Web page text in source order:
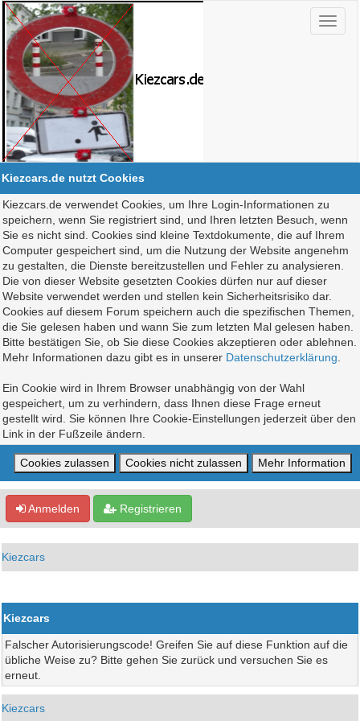
Kiezcars.de nutzt Cookies
Kiezcars.de verwendet Cookies, um Ihre Login-Informationen zu
speichern, wenn Sie registriert sind, und Ihren letzten Besuch, wenn
Sie es nicht sind. Cookies sind kleine Textdokumente, die auf Ihrem
Computer gespeichert sind, um die Nutzung der Website angenehm
zu gestalten, die Dienste bereitzustellen und Fehler zu analysieren.
Die von dieser Website gesetzten Cookies dürfen nur auf dieser
Website verwendet werden und stellen kein Sicherheitsrisiko dar.
Cookies auf diesem Forum speichern auch die spezifischen Themen,
die Sie gelesen haben und wann Sie zum letzten Mal gelesen haben.
Bitte bestätigen Sie, ob Sie diese Cookies akzeptieren oder ablehnen.
Mehr Informationen dazu gibt es in unserer Datenschutzerklärung
Ein Cookie wird in Ihrem Browser unabhängig von der Wahl
gespeichert, um zu verhindern, dass Ihnen diese Frage erneut
gestellt wird. Sie können Ihre Cookie-Einstellungen jederzeit über den
Link in der Fußzeile ändern.
Anmelden Registrieren
Kiezcars
Kiezcars
Falscher Autorisierungscode! Greifen Sie auf diese Funktion auf die
übliche Weise zu? Bitte gehen Sie zurück und versuchen Sie es
erneut.
Kiezcars